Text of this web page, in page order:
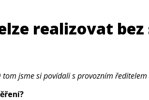
realizovat
tom jsme si povídali s provozním